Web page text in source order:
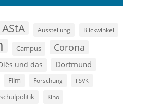
AStA Ausstellung Blickwinkel
Campus Corona
und das Dortmund
Film Forschung FSVK
Kino